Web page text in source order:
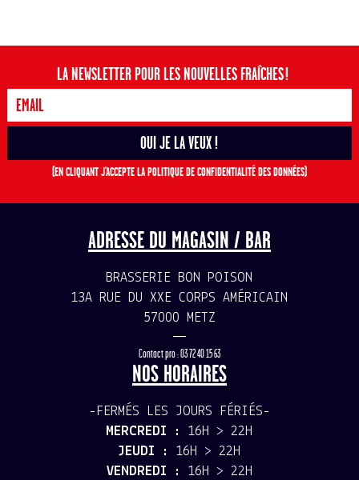
LA NEWSLETTER POUR LES NOUVELLES FRAÎCHES !
(EN CLIQUANT J'ACCEPTE LA POLITIQUE DE CONFIDENTIALITÉ DES DONNÉES)
ADRESSE DU MAGASIN / BAR
BRASSERIE BON POISON
13A RUE DU XXE CORPS AMÉRICAIN
57000 METZ
—
Contact pro : 03 72 40 15 63
NOS HORAIRES
-FERMÉS LES JOURS FÉRIÉS-
MERCREDI : 16H > 22H
JEUDI : 16H > 22H
VENDREDI : 16H > 22H